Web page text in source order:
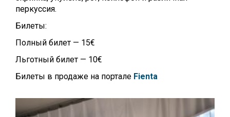
перкуссия.
Билеты:
Полный билет — 15€
Льготный билет — 10€
Билеты в продаже на портале Fienta